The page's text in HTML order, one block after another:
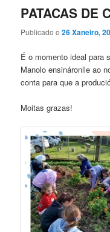
PATACAS DE
Publicado o26 Xaneiro,
É o momento ideal para
Manolo ensináronlle ao
conta para que a
Moitas grazas!